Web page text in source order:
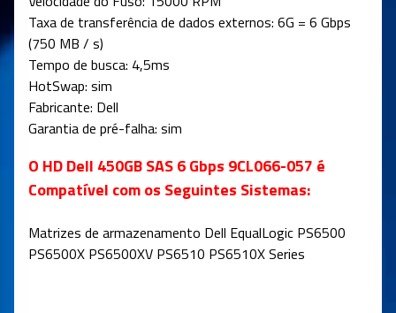
Taxa de transferência de dados externos: 6G = 6 Gbps
(750 MB / s)
Tempo de busca: 4,5ms
HotSwap: sim
Fabricante: Dell
Garantia de pré-falha: sim
O HD Dell 450GB SAS 6 Gbps 9CL066-057 é
Compatível com os Seguintes Sistemas:
Matrizes de armazenamento Dell EqualLogic PS6500
PS6500X PS6500XV PS6510 PS6510X Series